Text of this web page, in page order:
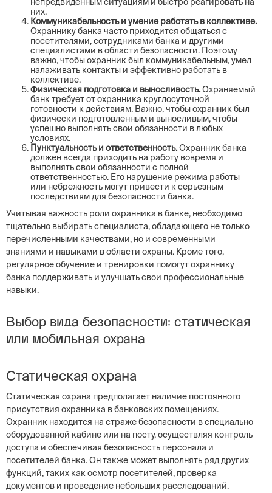
них.
Коммуникабельность и умение работать в коллективе.
Охраннику банка часто приходится общаться с
посетителями, сотрудниками банка и другими
специалистами в области безопасности. Поэтому
важно, чтобы охранник был коммуникабельным, умел
налаживать контакты и эффективно работать в
коллективе.
Физическая подготовка и выносливость.Охраняемый
банк требует от охранника круглосуточной
готовности к действиям. Важно, чтобы охранник был
физически подготовленным и выносливым, чтобы
успешно выполнять свои обязанности в любых
условиях.
Пунктуальность и ответственность.Охранник банка
должен всегда приходить на работу вовремя и
выполнять свои обязанности с полной
ответственностью. Его нарушение режима работы
или небрежность могут привести к серьезным
последствиям для безопасности банка.
Учитывая важность роли охранника в банке, необходимо
тщательно выбирать специалиста, обладающего не только
перечисленными качествами, но и современными
знаниями и навыками в области охраны. Кроме того,
регулярное обучение и тренировки помогут охраннику
банка поддерживать и улучшать свои профессиональные
навыки.
Выбор вида безопасности: статическая
или мобильная охрана
Статическая охрана
Статическая охрана предполагает наличие постоянного
присутствия охранника в банковских помещениях.
Охранник находится на страже безопасности в специально
оборудованной кабине или на посту, осуществляя контроль
доступа и обеспечивая безопасность персонала и
посетителей банка. Он также может выполнять ряд других
функций, таких как осмотр посетителей, проверка
документов и проведение небольших расследований.